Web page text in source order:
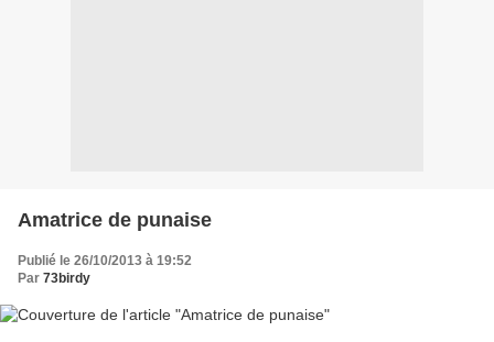
Amatrice de punaise
Publié le 26/10/2013 à 19:52
Par 73birdy